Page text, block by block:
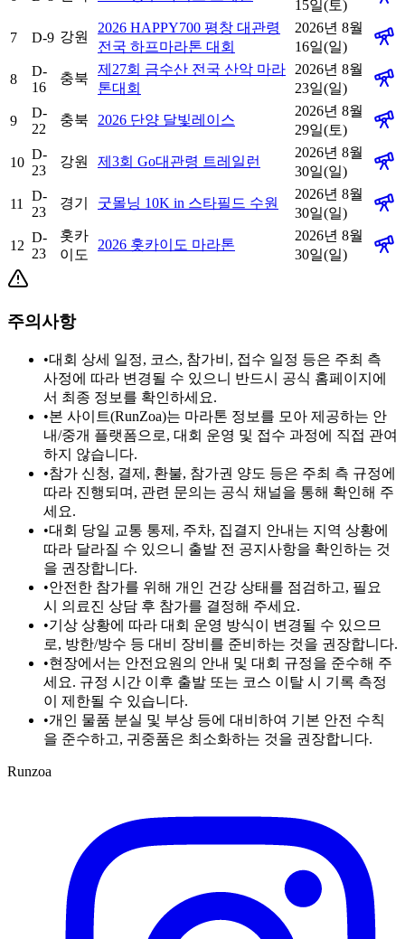
15일(토)
7 D-9 강원
2026 HAPPY700 평창 대관령
전국 하프마라톤 대회
2026년 8월
16일(일)
8
D-
16
충북
제27회 금수산 전국 산악 마라
톤대회
2026년 8월
23일(일)
9
D-
22
충북 2026 단양 달빛레이스
2026년 8월
29일(토)
10
D-
23
강원 제3회 Go대관령 트레일런
2026년 8월
30일(일)
11
D-
23
경기 굿몰닝 10K in 스타필드 수원
2026년 8월
30일(일)
12
D-
23
홋카
이도
2026 홋카이도 마라톤
2026년 8월
30일(일)
주의사항
•대회 상세 일정, 코스, 참가비, 접수 일정 등은 주최 측
사정에 따라 변경될 수 있으니 반드시 공식 홈페이지에
서 최종 정보를 확인하세요.
•본 사이트(RunZoa)는 마라톤 정보를 모아 제공하는 안
내/중개 플랫폼으로, 대회 운영 및 접수 과정에 직접 관여
하지 않습니다.
•참가 신청, 결제, 환불, 참가권 양도 등은 주최 측 규정에
따라 진행되며, 관련 문의는 공식 채널을 통해 확인해 주
세요.
•대회 당일 교통 통제, 주차, 집결지 안내는 지역 상황에
따라 달라질 수 있으니 출발 전 공지사항을 확인하는 것
을 권장합니다.
•안전한 참가를 위해 개인 건강 상태를 점검하고, 필요
시 의료진 상담 후 참가를 결정해 주세요.
•기상 상황에 따라 대회 운영 방식이 변경될 수 있으므
로, 방한/방수 등 대비 장비를 준비하는 것을 권장합니다.
•현장에서는 안전요원의 안내 및 대회 규정을 준수해 주
세요. 규정 시간 이후 출발 또는 코스 이탈 시 기록 측정
이 제한될 수 있습니다.
•개인 물품 분실 및 부상 등에 대비하여 기본 안전 수칙
을 준수하고, 귀중품은 최소화하는 것을 권장합니다.
Runzoa